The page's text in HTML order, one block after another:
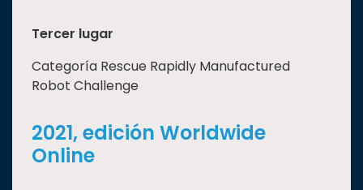
Tercer lugar
Categoría Rescue Rapidly Manufactured
Robot Challenge
2021, edición Worldwide
Online